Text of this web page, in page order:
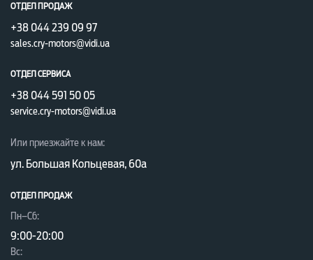
передовых решений, созданная для тех, кто
стремится к большему. Больше простора для
больше свободы для воплощения мечтаний. Его
внешний вид, выполненный в фирменном стиле
Ford, сразу привлекает внимание. Он выглядит
современно, изысканно и одновременно
дружески. А широкая палитра доступных цветов
Green или элегантного Digital Aqua Blue
позволяет выразить индивидуальность
владельца авто.
ОТДЕЛ ПРОДАЖ
+38 044 239 09 97
sales.cry-motors@vidi.ua
ОТДЕЛ СЕРВИСА
+38 044 591 50 05
service.cry-motors@vidi.ua
Или приезжайте к нам:
ул. Большая Кольцевая, 60а
ОТДЕЛ ПРОДАЖ
Пн–Сб:
9:00-20:00
Вc: